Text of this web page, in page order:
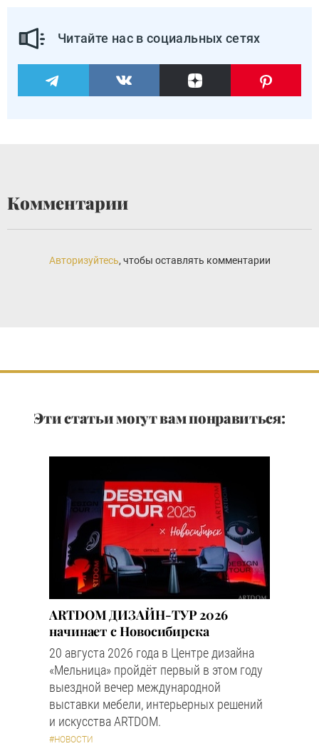
Читайте нас в социальных сетях
Комментарии
Авторизуйтесь, чтобы оставлять комментарии
Эти статьи могут вам понравиться:
ARTDOM ДИЗАЙН-ТУР 2026
начинает с Новосибирска
20 августа 2026 года в Центре дизайна
«Мельница» пройдёт первый в этом году
выездной вечер международной
выставки мебели, интерьерных решений
и искусства ARTDOM.
#НОВОСТИ